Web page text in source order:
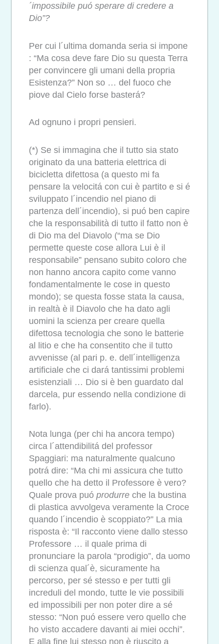
´impossibile puó sperare di credere a
Dio”?
Per cui l´ultima domanda seria si impone
: “Ma cosa deve fare Dio su questa Terra
per convincere gli umani della propria
Esistenza?” Non so … del fuoco che
piove dal Cielo forse basterá?
Ad ognuno i propri pensieri.
(*) Se si immagina che il tutto sia stato
originato da una batteria elettrica di
bicicletta difettosa (a questo mi fa
pensare la velocitá con cui è partito e si é
sviluppato l´incendio nel piano di
partenza dell´incendio), si puó ben capire
che la responsabilità di tutto il fatto non è
di Dio ma del Diavolo (“ma se Dio
permette queste cose allora Lui è il
responsabile” pensano subito coloro che
non hanno ancora capito come vanno
fondamentalmente le cose in questo
mondo); se questa fosse stata la causa,
in realtà è il Diavolo che ha dato agli
uomini la scienza per creare quella
difettosa tecnologia che sono le batterie
al litio e che ha consentito che il tutto
avvenisse (al pari p. e. dell´intelligenza
artificiale che ci dará tantissimi problemi
esistenziali … Dio si è ben guardato dal
darcela, pur essendo nella condizione di
farlo).
Nota lunga (per chi ha ancora tempo)
circa l´attendibilitá del professor
Spaggiari: ma naturalmente qualcuno
potrá dire: “Ma chi mi assicura che tutto
quello che ha detto il Professore è vero?
Quale prova puó produrre che la bustina
di plastica avvolgeva veramente la Croce
quando l´incendio è scoppiato?” La mia
risposta è: “Il racconto viene dallo stesso
Professore … il quale prima di
pronunciare la parola “prodigio”, da uomo
di scienza qual´è, sicuramente ha
percorso, per sé stesso e per tutti gli
increduli del mondo, tutte le vie possibili
ed impossibili per non poter dire a sé
stesso: “Non puó essere vero quello che
ho visto accadere davanti ai miei occhi”.
E alla fine lui stesso non è riuscito a